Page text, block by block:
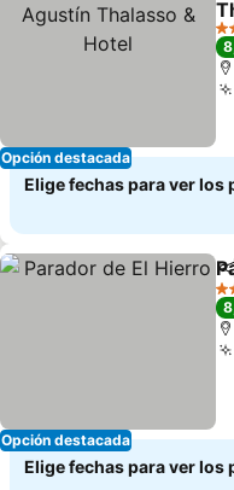
Opción destacada
4
Elige fechas para ver los
Opción destacada
4
Elige fechas para ver los